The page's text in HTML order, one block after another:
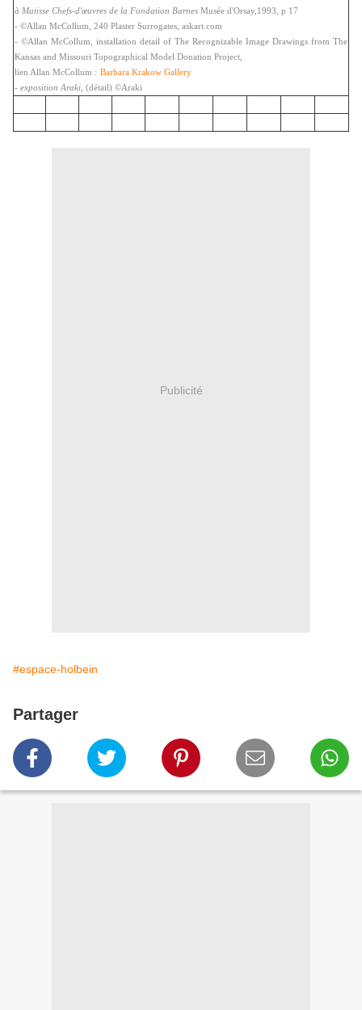
à Matisse Chefs-d'œuvres de la Fondation Barnes Musée d'Orsay,1993, p 17
- ©Allan McCollum, 240 Plaster Surrogates, askart.com
- ©Allan McCollum, installation detail of The Recognizable Image Drawings from The
Kansas and Missouri Topographical Model Donation Project,
lien Allan McCollum : Barbara Krakow Gallery
- exposition Araki , (détail) ©Araki
Publicité
#espace-holbein
Partager